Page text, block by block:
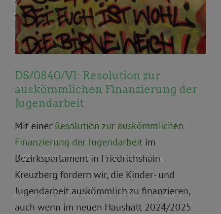
DS/0840/VI: Resolution zur
auskömmlichen Finanzierung der
Jugendarbeit
Mit einer Resolution zur auskömmlichen
Finanzierung der Jugendarbeit im
Bezirksparlament in Friedrichshain-
Kreuzberg fordern wir, die Kinder- und
Jugendarbeit auskömmlich zu finanzieren,
auch wenn im neuen Haushalt 2024/2025